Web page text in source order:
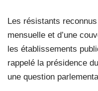
Les résistants
mensuelle et d’une
les établissements
rappelé la présidence
une question